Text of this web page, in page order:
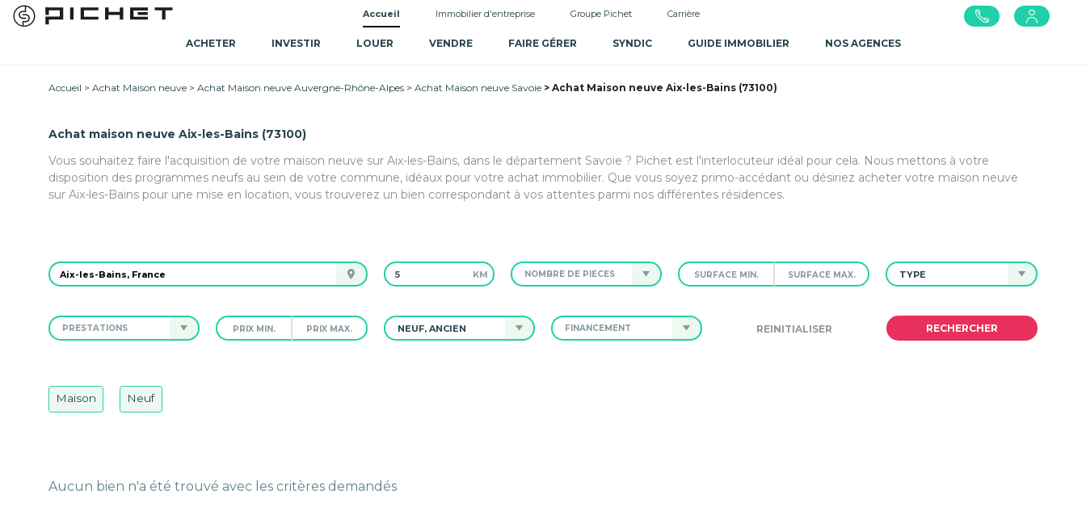
Accueil Immobilier d'entreprise Groupe Pichet Carrière
ACHETER INVESTIR LOUER VENDRE FAIRE GÉRER SYNDIC GUIDE IMMOBILIER NOS AGENCES
Accueil Achat Maison neuve Achat Maison neuve Auvergne-Rhône-Alpes Achat Maison neuve Savoie Achat Maison neuve Aix-les-Bains (73100)
Achat maison neuve Aix-les-Bains (73100)
Vous souhaitez faire l'acquisition de votre maison neuve sur Aix-les-Bains, dans le département Savoie ? Pichet est l'interlocuteur idéal pour cela. Nous mettons à votre
disposition des programmes neufs au sein de votre commune, idéaux pour votre achat immobilier. Que vous soyez primo-accédant ou désiriez acheter votre maison neuve
sur Aix-les-Bains pour une mise en location, vous trouverez un bien correspondant à vos attentes parmi nos différentes résidences.
KM NOMBRE DE PIÈCES TYPE
PRESTATIONS NEUF, ANCIEN FINANCEMENT
Maison Neuf
Aucun bien n'a été trouvé avec les critères demandés